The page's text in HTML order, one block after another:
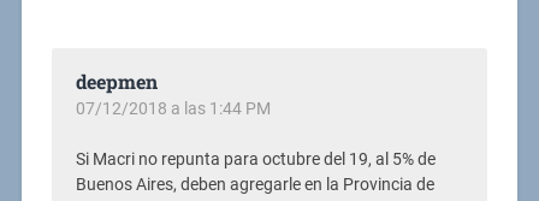
deepmen
07/12/2018 a las 1:44 PM
Si Macri no repunta para octubre del 19, al 5% de
Buenos Aires, deben agregarle en la Provincia de